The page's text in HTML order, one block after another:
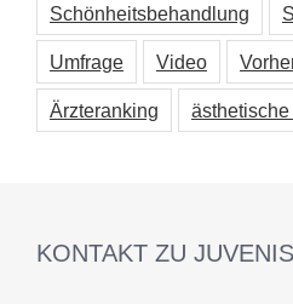
Schönheitsbehandlung
Umfrage Video
Ärzteranking
KONTAKT ZU JUVENIS